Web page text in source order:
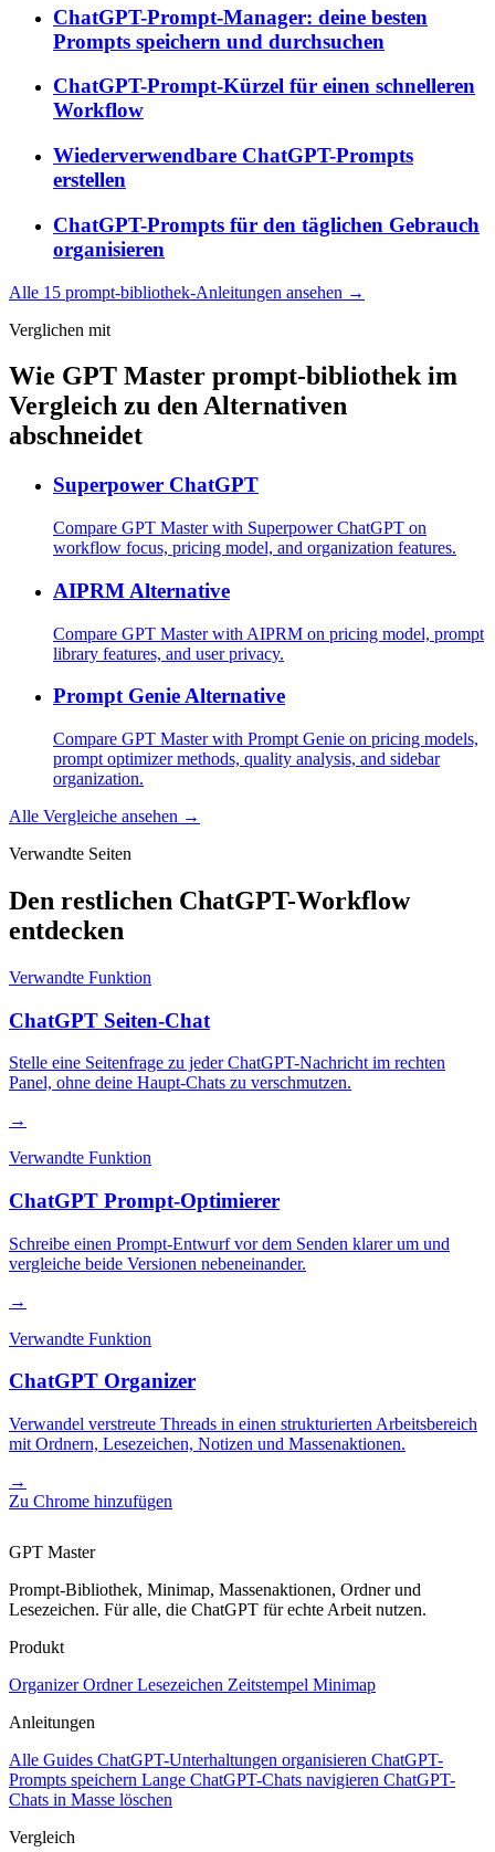
ChatGPT-Prompt-Manager: deine besten
Prompts speichern und durchsuchen
ChatGPT-Prompt-Kürzel für einen schnelleren
Workflow
Wiederverwendbare ChatGPT-Prompts
erstellen
ChatGPT-Prompts für den täglichen Gebrauch
organisieren
Alle 15 prompt-bibliothek-Anleitungen ansehen →
Verglichen mit
Wie GPT Master prompt-bibliothek im
Vergleich zu den Alternativen
abschneidet
Superpower ChatGPT
Compare GPT Master with Superpower ChatGPT on
workflow focus, pricing model, and organization features.
AIPRM Alternative
Compare GPT Master with AIPRM on pricing model, prompt
library features, and user privacy.
Prompt Genie Alternative
Compare GPT Master with Prompt Genie on pricing models,
prompt optimizer methods, quality analysis, and sidebar
organization.
Alle Vergleiche ansehen →
Verwandte Seiten
Den restlichen ChatGPT-Workflow
entdecken
Verwandte Funktion
ChatGPT Seiten-Chat
Stelle eine Seitenfrage zu jeder ChatGPT-Nachricht im rechten
Panel, ohne deine Haupt-Chats zu verschmutzen.
→
Verwandte Funktion
ChatGPT Prompt-Optimierer
Schreibe einen Prompt-Entwurf vor dem Senden klarer um und
vergleiche beide Versionen nebeneinander.
→
Verwandte Funktion
ChatGPT Organizer
Verwandel verstreute Threads in einen strukturierten Arbeitsbereich
mit Ordnern, Lesezeichen, Notizen und Massenaktionen.
→
Zu Chrome hinzufügen
GPT Master
Prompt-Bibliothek, Minimap, Massenaktionen, Ordner und
Lesezeichen. Für alle, die ChatGPT für echte Arbeit nutzen.
Produkt
OrganizerOrdnerLesezeichen Zeitstempel Minimap
Anleitungen
Alle Guides ChatGPT-Unterhaltungen organisieren ChatGPT-
Prompts speichern Lange ChatGPT-Chats navigieren ChatGPT-
Chats in Masse löschen
Vergleich